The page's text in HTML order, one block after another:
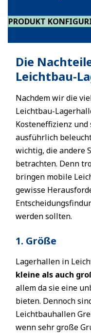
PRODUKT
Die
Leichtbau-
Nachdem wir die
Leichtbau-
Kosteneffizienz
ausführlich
wichtig, die andere
betrachten. Denn
bringen mobile
gewisse
werden sollten.
1. Größe
Lagerhallen in
kleine als auch
allem da sie eine
bieten. Dennoch
Leichtbauhallen
wenn sehr große